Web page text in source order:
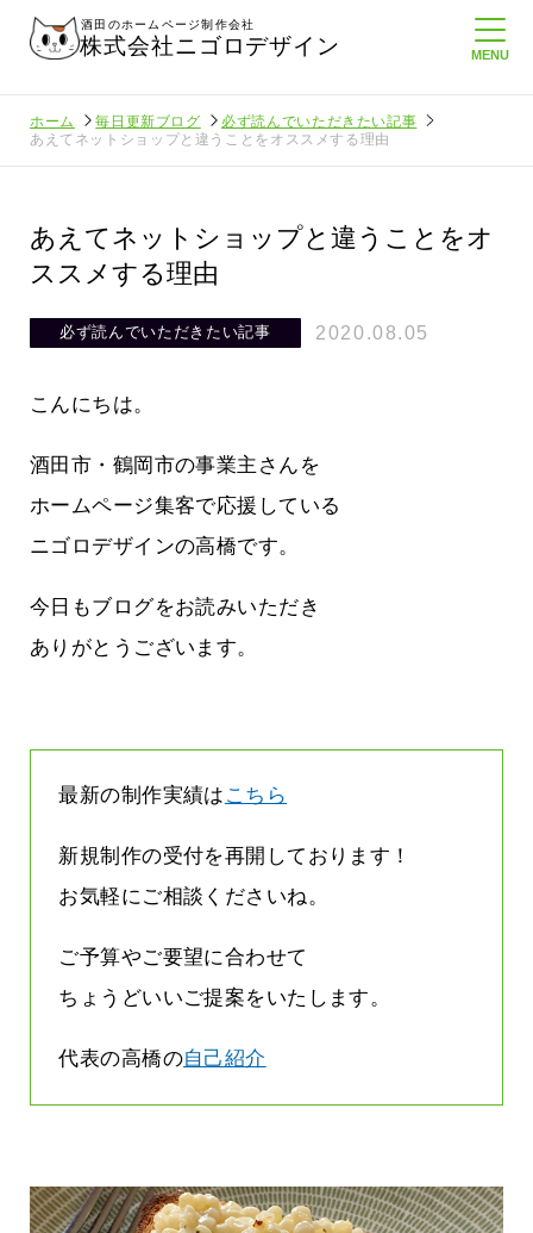
酒田のホームページ制作会社
株式会社ニゴロデザイン
ホーム 毎日更新ブログ
必ず読んでいただきたい記事
あえてネットショップと違うことをオススメする理由
あえてネットショップと違うことをオ
ススメする理由
必ず読んでいただきたい記事 2020.08.05
こんにちは。
酒田市・鶴岡市の事業主さんを
ホームページ集客で応援している
ニゴロデザインの高橋です。
今日もブログをお読みいただき
ありがとうございます。
最新の制作実績は こちら
新規制作の受付を再開しております！
お気軽にご相談くださいね。
ご予算やご要望に合わせて
ちょうどいいご提案をいたします。
代表の高橋の自己紹介
より利
って
酒田商工会議所さんへニゴロ通信を持
って行くときって8～9割方雨なんです
よね